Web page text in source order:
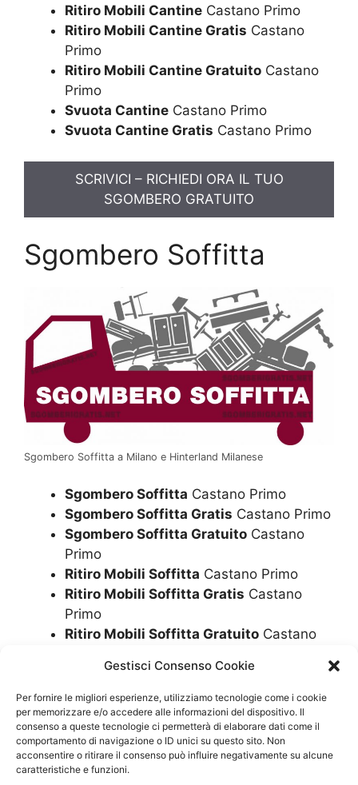
Gestisci Consenso Cookie
Per fornire le migliori esperienze, utilizziamo tecnologie come i cookie
per memorizzare e/o accedere alle informazioni del dispositivo. Il
consenso a queste tecnologie ci permetterà di elaborare dati come il
comportamento di navigazione o ID unici su questo sito. Non
acconsentire o ritirare il consenso può influire negativamente su alcune
caratteristiche e funzioni.
Ritiro Mobili Cantine Castano Primo
Ritiro Mobili Cantine Gratis Castano
Primo
Ritiro Mobili Cantine Gratuito Castano
Primo
Svuota Cantine Castano Primo
Svuota Cantine Gratis Castano Primo
SCRIVICI – RICHIEDI ORA IL TUO
SGOMBERO GRATUITO
Sgombero Soffitta
Sgombero Soffitta a Milano e Hinterland Milanese
Sgombero Soffitta Castano Primo
Sgombero Soffitta Gratis Castano Primo
Sgombero Soffitta Gratuito Castano
Primo
Ritiro Mobili Soffitta Castano Primo
Ritiro Mobili Soffitta Gratis Castano
Primo
Ritiro Mobili Soffitta Gratuito Castano
Svuota SoffittaCastano Primo
Svuota Soffitta GratisCastano Primo
Sgombero SoffitteCastano Primo
Sgombero Soffitte GratisCastano Primo
Sgombero Soffitte Gratuito